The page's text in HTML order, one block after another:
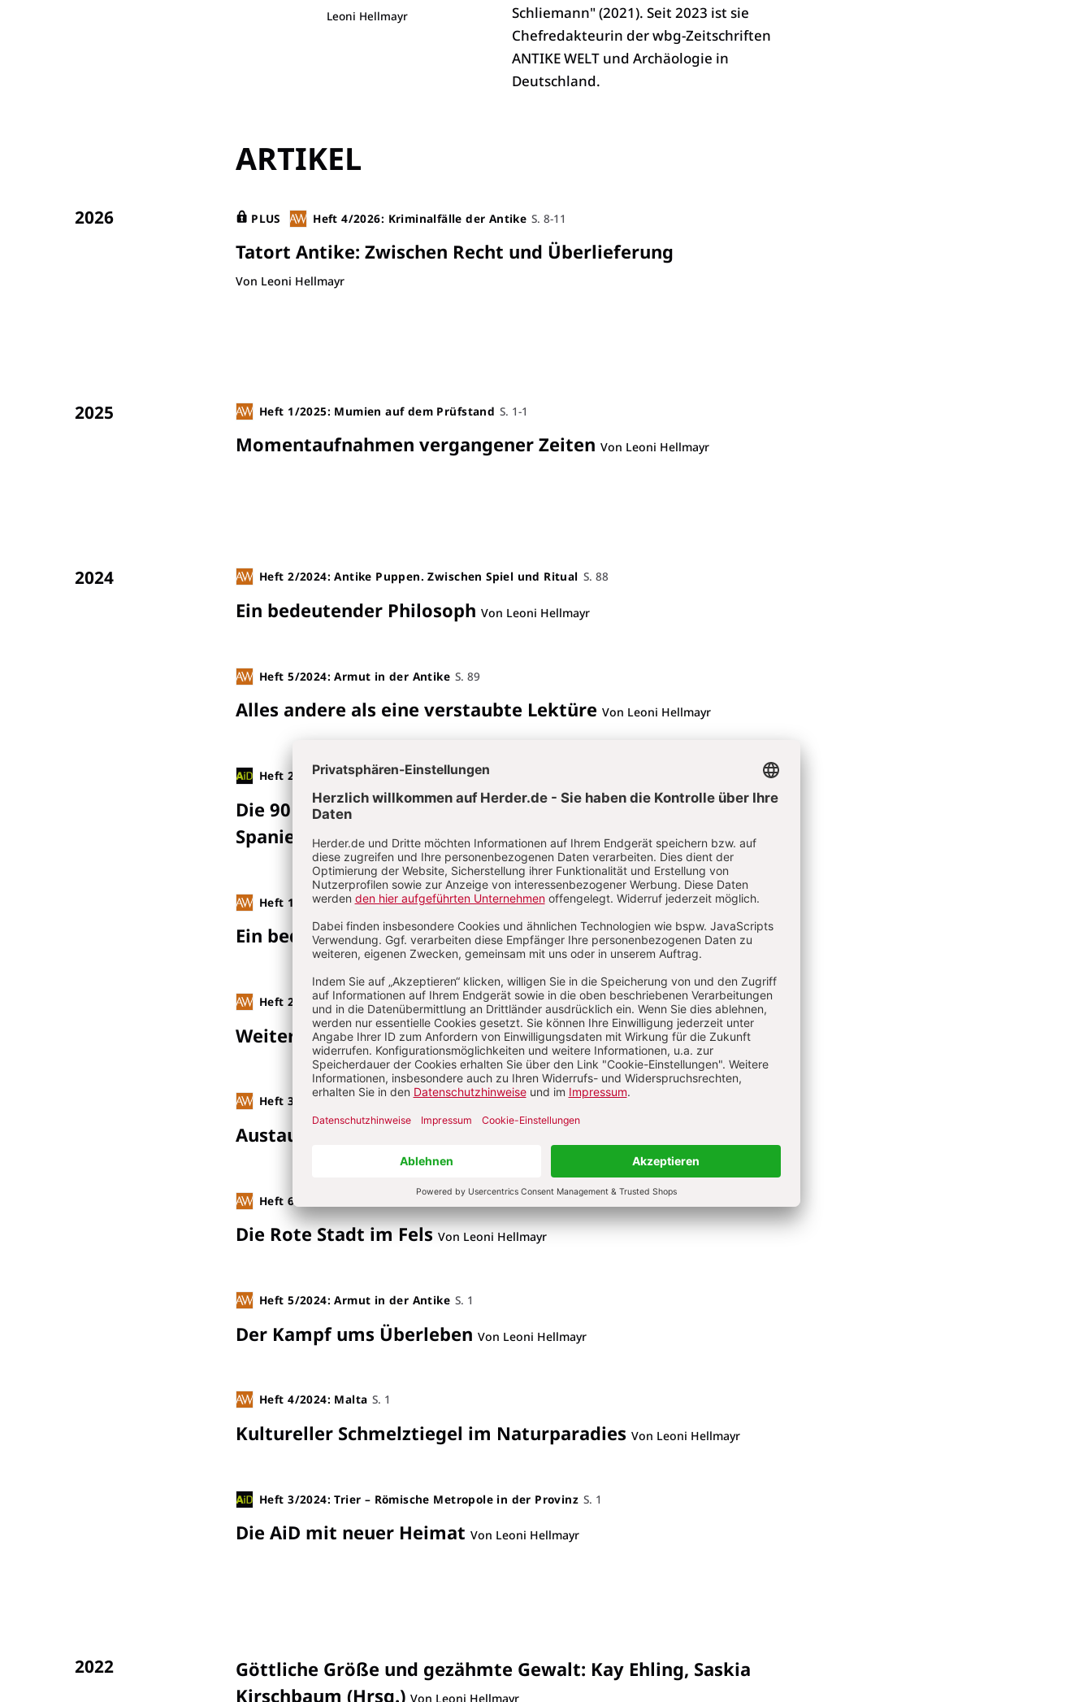
Leoni Hellmayr
Schliemann" (2021). Seit 2023 ist sie
Chefredakteurin der wbg-Zeitschriften
ANTIKE WELT und Archäologie in
Deutschland.
ARTIKEL
2026 PLUS Heft 4/2026: Kriminalfälle der Antike S. 8-11
Tatort Antike: Zwischen Recht und Überlieferung
Von Leoni Hellmayr
2025 Heft 1/2025: Mumien auf dem Prüfstand S. 1-1
Momentaufnahmen vergangener Zeiten Von Leoni Hellmayr
2024 Heft 2/2024: Antike Puppen. Zwischen Spiel und Ritual S. 88
Ein bedeutender Philosoph Von Leoni Hellmayr
Heft 5/2024: Armut in der Antike S. 89
Alles andere als eine verstaubte Lektüre Von Leoni Hellmayr
Heft 2/2024: Völkerwanderungszeit im Norden
Die 90 bekanntesten archäologischen Stätten in
Spanien
:Sabine Panzram u. Dominik Kloss Von Leoni Hellmayr
Heft 1/2024: Die Königsnekropole von Abydos S. 1
Ein bedeutender Pilgerort Von Leoni Hellmayr
Heft 2/2024: Antike Puppen. Zwischen Spiel und Ritual S. 1
Weiter wie gewohnt Von Leoni Hellmayr
Heft 3/2024: Vernetztes Afrika S. 1
Austausch – über Kulturen und Grenzen hinweg
Heft 6/2024: Neues aus Petra
Die Rote Stadt im Fels Von Leoni Hellmayr
Heft 5/2024: Armut in der Antike S. 1
Der Kampf ums Überleben Von Leoni Hellmayr
Heft 4/2024: Malta S. 1
Kultureller Schmelztiegel im Naturparadies Von Leoni Hellmayr
Heft 3/2024: Trier – Römische Metropole in der Provinz S. 1
Die AiD mit neuer Heimat Von Leoni Hellmayr
2022 Göttliche Größe und gezähmte Gewalt: Kay Ehling, Saskia
Kirschbaum (Hrsg.) Von Leoni Hellmayr